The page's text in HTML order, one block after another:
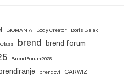
BIOMANIA Body Creator Boris Belak
brend brend forum
BrendForum2025
brendiranje brendovi CARWIZ